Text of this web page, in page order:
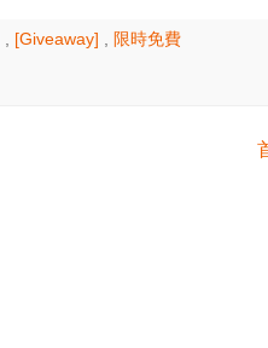
[Giveaway] 限時免費